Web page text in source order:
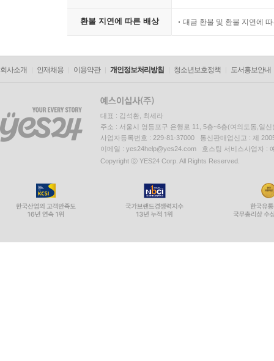
환불 지연에 따른 배상 대금 환불 및 환불 지연에
회사소개 인재채용 이용약관 개인정보처리방침 청소년보호정책 도서홍보안내
대표 : 김석환, 최세라
주소 : 서울시 영등포구 은행로 11, 5층~6층(여의도동,일신
사업자등록번호 : 229-81-37000 통신판매업신고 : 제
이메일 : yes24help@yes24.com 호스팅 서비스사업자 :
Copyright ⓒ YES24 Corp. All Rights Reserved.